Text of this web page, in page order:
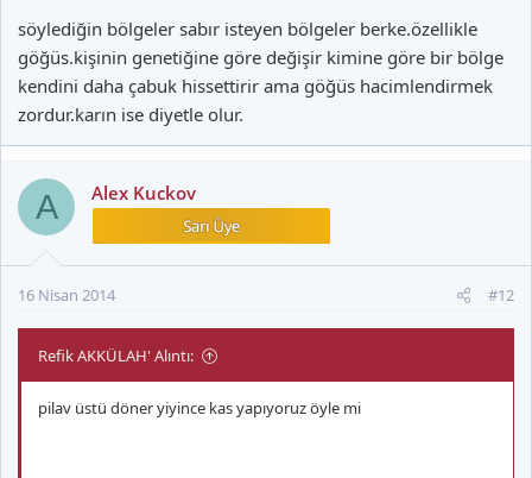
söylediğin bölgeler sabır isteyen bölgeler berke.özellikle
göğüs.kişinin genetiğine göre değişir kimine göre bir bölge
kendini daha çabuk hissettirir ama göğüs hacimlendirmek
zordur.karın ise diyetle olur.
A Alex Kuckov
16 Nisan 2014 #12
Refik AKKÜLAH' Alıntı:
pilav üstü döner yiyince kas yapıyoruz öyle mi